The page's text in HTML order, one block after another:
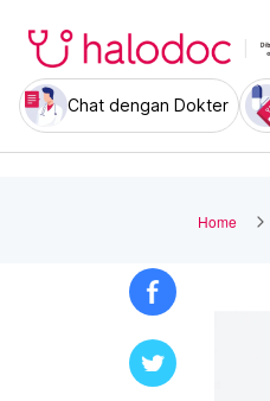
Chat dengan Dokter
Home